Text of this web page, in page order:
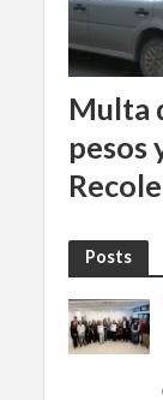
Multa
pesos
Posts